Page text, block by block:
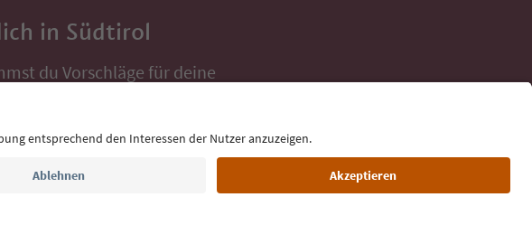
in Südtirol
du Vorschläge für deine